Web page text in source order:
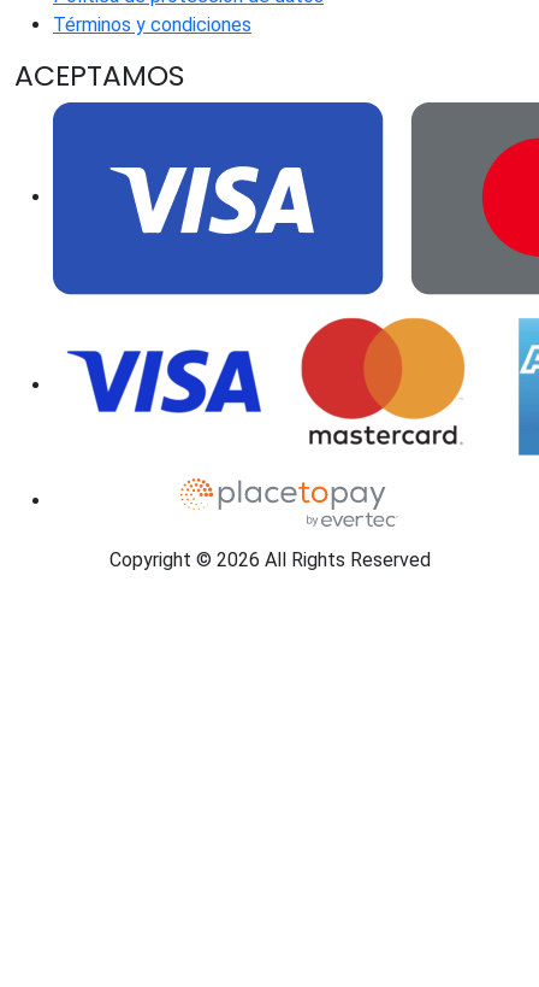
Términos y condiciones
ACEPTAMOS
Copyright © 2026 All Rights Reserved